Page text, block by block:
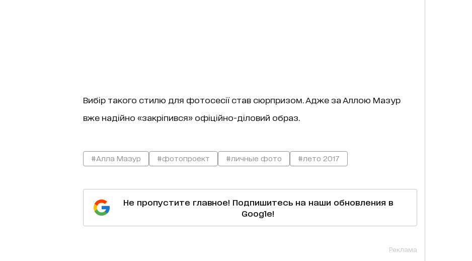
Вибір такого стилю для фотосесії став сюрпризом. Адже за Аллою Мазур
вже надійно «закріпився» офіційно-діловий образ.
#Алла Мазур #фотопроект #личные фото #лето 2017
Не пропустите главное! Подпишитесь на наши обновления в
Google!
Реклама